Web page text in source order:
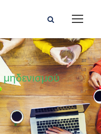
μηδενισμού